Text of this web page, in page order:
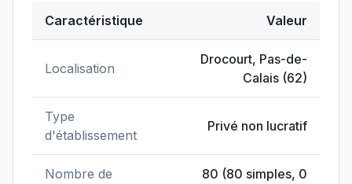
Caractéristique Valeur
Localisation
Drocourt, Pas-de-
Calais (62)
Type
d'établissement
Privé non lucratif
Nombre de
80 (80 simples, 0